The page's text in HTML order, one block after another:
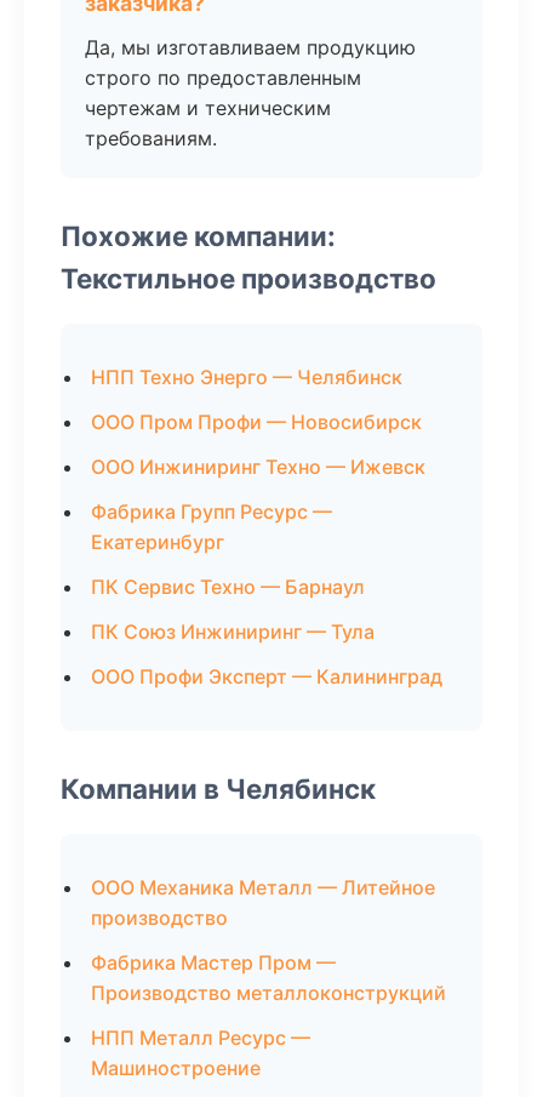
Да, мы изготавливаем продукцию
строго по предоставленным
чертежам и техническим
требованиям.
Похожие компании:
Текстильное производство
НПП Техно Энерго — Челябинск
ООО Пром Профи — Новосибирск
ООО Инжиниринг Техно — Ижевск
Фабрика Групп Ресурс —
Екатеринбург
ПК Сервис Техно — Барнаул
ПК Союз Инжиниринг — Тула
ООО Профи Эксперт — Калининград
Компании в Челябинск
ООО Механика Металл — Литейное
производство
Фабрика Мастер Пром —
Производство металлоконструкций
НПП Металл Ресурс —
Машиностроение